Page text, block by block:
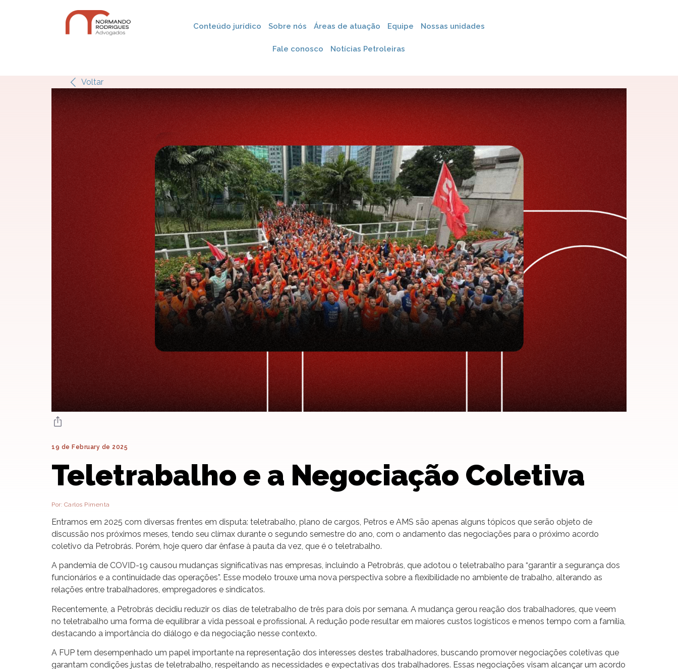
Conteúdo jurídico Sobre nós Áreas de atuação Equipe Nossas unidades
Fale conosco Notícias Petroleiras
Voltar
19 de February de 2025
Teletrabalho e a Negociação Coletiva
Por: Carlos Pimenta
Entramos em 2025 com diversas frentes em disputa: teletrabalho, plano de cargos, Petros e AMS são apenas alguns tópicos que serão objeto de
discussão nos próximos meses, tendo seu clímax durante o segundo semestre do ano, com o andamento das negociações para o próximo acordo
coletivo da Petrobrás. Porém, hoje quero dar ênfase à pauta da vez, que é o teletrabalho.
A pandemia de COVID-19 causou mudanças significativas nas empresas, incluindo a Petrobrás, que adotou o teletrabalho para “garantir a segurança dos
funcionários e a continuidade das operações”. Esse modelo trouxe uma nova perspectiva sobre a flexibilidade no ambiente de trabalho, alterando as
relações entre trabalhadores, empregadores e sindicatos.
Recentemente, a Petrobrás decidiu reduzir os dias de teletrabalho de três para dois por semana. A mudança gerou reação dos trabalhadores, que veem
no teletrabalho uma forma de equilibrar a vida pessoal e profissional. A redução pode resultar em maiores custos logísticos e menos tempo com a família,
destacando a importância do diálogo e da negociação nesse contexto.
A FUP tem desempenhado um papel importante na representação dos interesses destes trabalhadores, buscando promover negociações coletivas que
garantam condições justas de teletrabalho, respeitando as necessidades e expectativas dos trabalhadores. Essas negociações visam alcançar um acordo